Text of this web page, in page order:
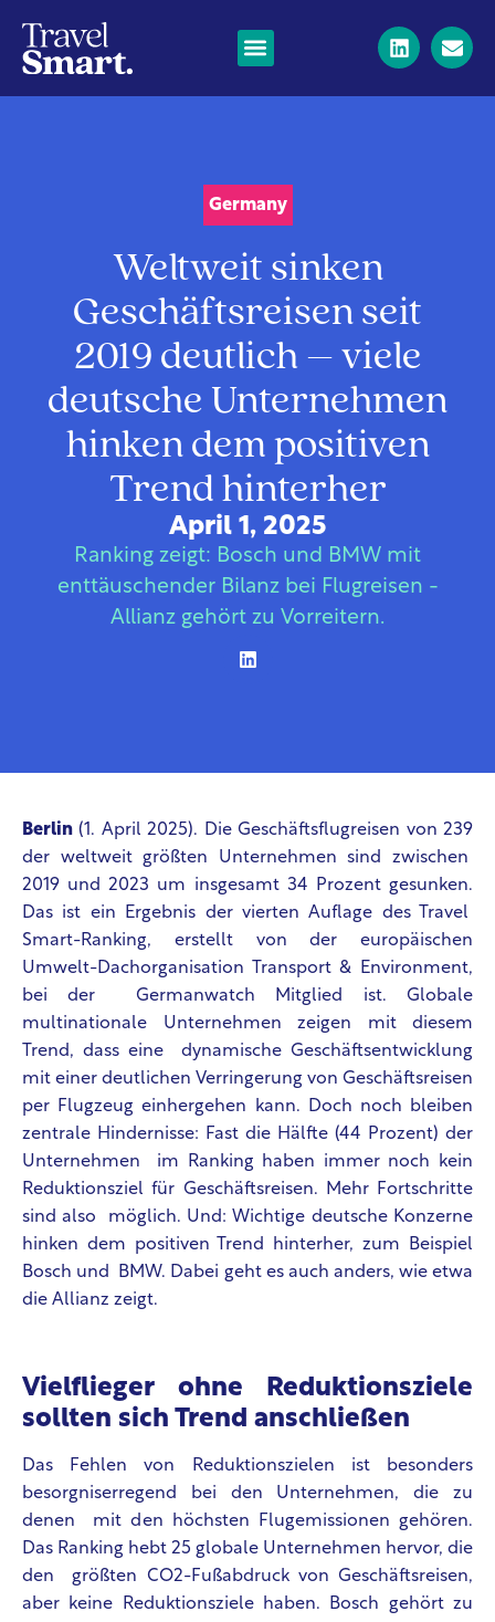
Germany
Weltweit sinken
Geschäftsreisen seit
2019 deutlich – viele
deutsche Unternehmen
hinken dem positiven
Trend hinterher
April 1, 2025
Ranking zeigt: Bosch und BMW mit
enttäuschender Bilanz bei Flugreisen -
Allianz gehört zu Vorreitern.
Berlin(1. April 2025). Die Geschäftsflugreisen von 239
der weltweit größten Unternehmen sind zwischen
2019 und 2023 um insgesamt 34 Prozent gesunken.
Das ist ein Ergebnis der vierten Auflage des Travel
Smart-Ranking, erstellt von der europäischen
Umwelt-Dachorganisation Transport & Environment,
bei der Germanwatch Mitglied ist. Globale
multinationale Unternehmen zeigen mit diesem
Trend, dass eine dynamische Geschäftsentwicklung
mit einer deutlichen Verringerung von Geschäftsreisen
per Flugzeug einhergehen kann. Doch noch bleiben
zentrale Hindernisse: Fast die Hälfte (44 Prozent) der
Unternehmen im Ranking haben immer noch kein
Reduktionsziel für Geschäftsreisen. Mehr Fortschritte
sind also möglich. Und: Wichtige deutsche Konzerne
hinken dem positiven Trend hinterher, zum Beispiel
Bosch und BMW. Dabei geht es auch anders, wie etwa
die Allianz zeigt.
Vielflieger ohne Reduktionsziele
sollten sich Trend anschließen
Das Fehlen von Reduktionszielen ist besonders
besorgniserregend bei den Unternehmen, die zu
denen mit den höchsten Flugemissionen gehören.
Das Ranking hebt 25 globale Unternehmen hervor, die
den größten CO2-Fußabdruck von Geschäftsreisen,
aber keine Reduktionsziele haben. Bosch gehört zu